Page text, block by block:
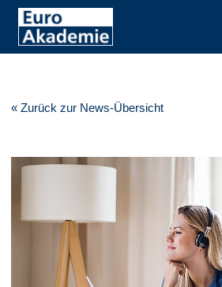
« Zurück zur News-Übersicht